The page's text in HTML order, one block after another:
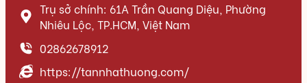
Trụ sở chính: 61A Trần Quang Diệu, Phường
Nhiêu Lộc, TP.HCM, Việt Nam
02862678912
https://tannhathuong.com/